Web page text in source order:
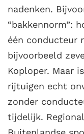
nadenken.
“bakkennorm”:
één conducteur
bijvoorbeeld
Koploper. Maar
rijtuigen echt
zonder
tijdelijk.